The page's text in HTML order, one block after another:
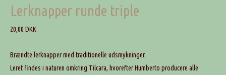
Lerknapper runde triple
20,00 DKK
Brændte lerknapper med traditionelle udsmykninger.
Leret findes i naturen omkring Tilcara, hvorefter Humberto producere alle